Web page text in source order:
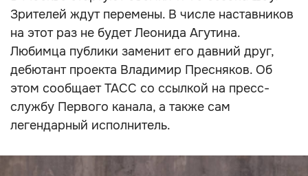
Зрителей ждут перемены. В числе наставников
на этот раз не будет Леонида Агутина.
Любимца публики заменит его давний друг,
дебютант проекта Владимир Пресняков. Об
этом сообщает ТАСС со ссылкой на пресс-
службу Первого канала, а также сам
легендарный исполнитель.